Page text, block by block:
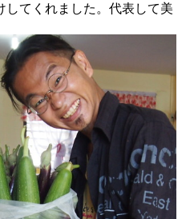
してくれました。代表して美